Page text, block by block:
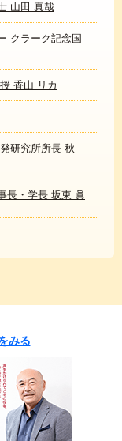
山田 真哉
クラーク記念国
香山 リカ
研究所所長 秋
長・学長 坂東 眞
みる